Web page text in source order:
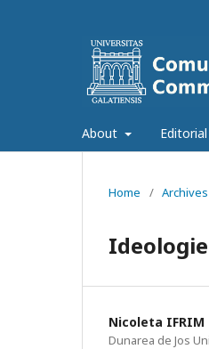
About
Home / Archives
Nicoleta IFRIM
Dunarea de Jos